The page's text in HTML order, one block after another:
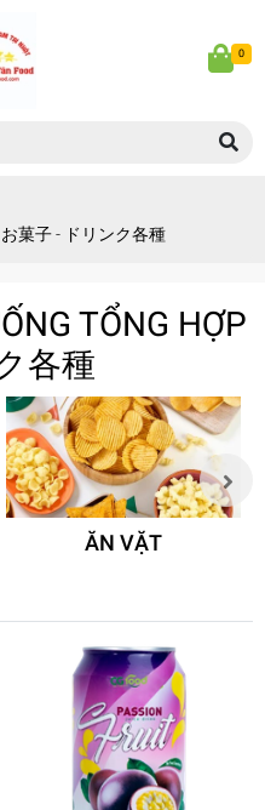
0
お菓子 - ドリンク各種
TỔNG HỢP
各種
ĂN VẶT